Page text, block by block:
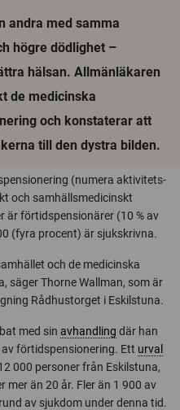
andra med samma
högre dödlighet –
hälsan. Allmänläkaren
de medicinska
och konstaterar att
till den dystra bilden.
(numera aktivitets-
och samhällsmedicinskt
är förtidspensionärer (10 % av
(fyra procent) är sjukskrivna.
och de medicinska
säger Thorne Wallman, som är
Rådhustorget i Eskilstuna.
med sin avhandling där han
förtidspensionering. Ett urval
000 personer från Eskilstuna,
mer än 20 år. Fler än 1 900 av
av sjukdom under denna tid.